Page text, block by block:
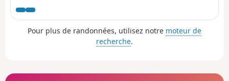
Pour plus de randonnées, utilisez notre moteur de
recherche.